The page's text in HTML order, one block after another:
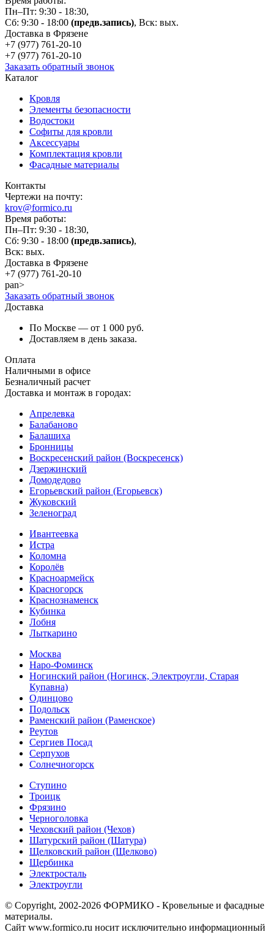
Пн–Пт: 9:30 - 18:30,
Сб: 9:30 - 18:00 (предв.запись), Вск: вых.
Доставка в Фрязене
+7 (977) 761-20-10
+7 (977) 761-20-10
Заказать обратный звонок
Каталог
Кровля
Элементы безопасности
Водостоки
Софиты для кровли
Аксессуары
Комплектация кровли
Фасадные материалы
Контакты
Чертежи на почту:
krov@formico.ru
Время работы:
Пн–Пт: 9:30 - 18:30,
Сб: 9:30 - 18:00 (предв.запись),
Вск: вых.
Доставка в Фрязене
+7 (977) 761-20-10
pan>
Заказать обратный звонок
Доставка
По Москве — от 1 000 руб.
Доставляем в день заказа.
Оплата
Наличными в офисе
Безналичный расчет
Доставка и монтаж в городах:
Апрелевка
Балабаново
Балашиха
Бронницы
Воскресенский район (Воскресенск)
Дзержинский
Домодедово
Егорьевский район (Егорьевск)
Жуковский
Зеленоград
Ивантеевка
Истра
Коломна
Королёв
Красноармейск
Красногорск
Краснознаменск
Кубинка
Лобня
Лыткарино
Москва
Наро-Фоминск
Ногинский район (Ногинск, Электроугли, Старая
Купавна)
Одинцово
Подольск
Раменский район (Раменское)
Реутов
Сергиев Посад
Серпухов
Солнечногорск
Ступино
Троицк
Фрязино
Черноголовка
Чеховский район (Чехов)
Шатурский район (Шатура)
Щелковский район (Щелково)
Щербинка
Электросталь
Электроугли
© Copyright, 2002-2026 ФОРМИКО - Кровельные и фасадные
материалы.
Сайт www.formico.ru носит исключительно информационный